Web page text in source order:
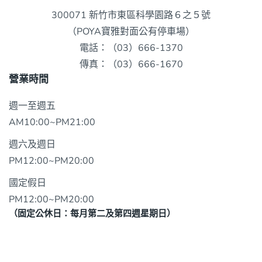
300071 新竹市東區科學園路６之５號
（POYA寶雅對面公有停車場）
電話：（03）666-1370
傳真：（03）666-1670
營業時間
週一至週五
AM10:00~PM21:00
週六及週日
PM12:00~PM20:00
國定假日
PM12:00~PM20:00
（固定公休日：每月第二及第四週星期日）